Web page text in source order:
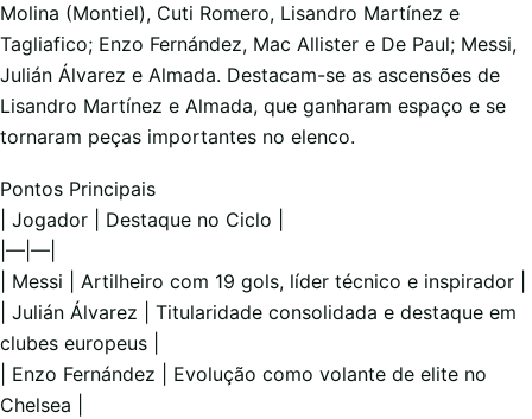
Molina (Montiel), Cuti Romero, Lisandro Martínez e
Tagliafico; Enzo Fernández, Mac Allister e De Paul; Messi,
Julián Álvarez e Almada. Destacam-se as ascensões de
Lisandro Martínez e Almada, que ganharam espaço e se
tornaram peças importantes no elenco.
Pontos Principais
| Jogador | Destaque no Ciclo |
|—|—|
| Messi | Artilheiro com 19 gols, líder técnico e inspirador |
| Julián Álvarez | Titularidade consolidada e destaque em
clubes europeus |
| Enzo Fernández | Evolução como volante de elite no
Chelsea |